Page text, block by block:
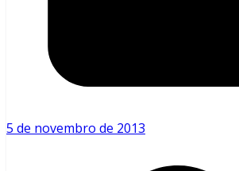
5 de novembro de 2013